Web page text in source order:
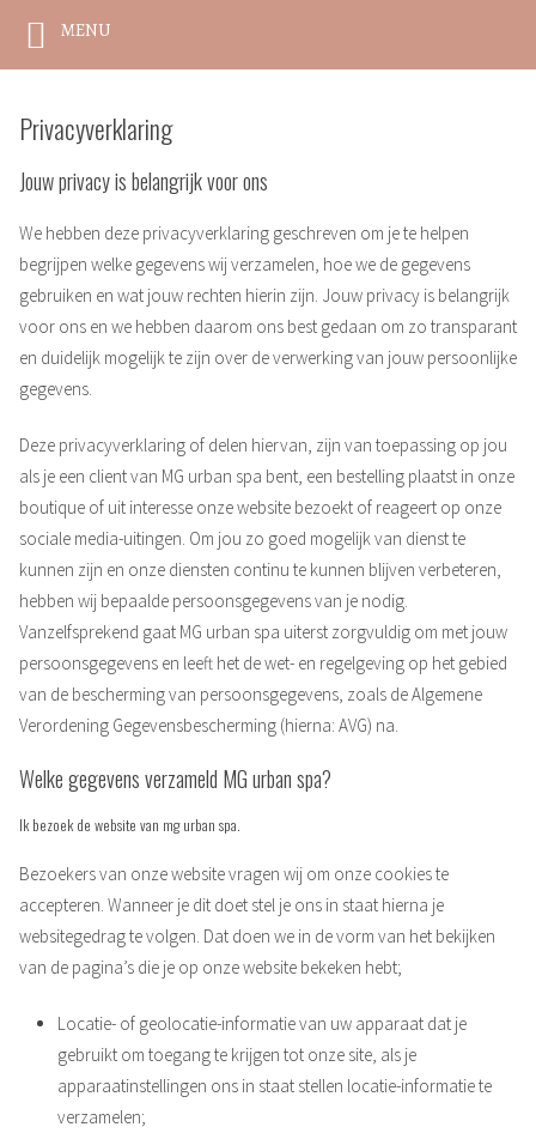
inhoud
springen
Privacyverklaring
Jouw privacy is belangrijk voor ons
We hebben deze privacyverklaring geschreven om je te helpen
begrijpen welke gegevens wij verzamelen, hoe we de gegevens
gebruiken en wat jouw rechten hierin zijn. Jouw privacy is belangrijk
voor ons en we hebben daarom ons best gedaan om zo transparant
en duidelijk mogelijk te zijn over de verwerking van jouw persoonlijke
gegevens.
Deze privacyverklaring of delen hiervan, zijn van toepassing op jou
als je een client van MG urban spa bent, een bestelling plaatst in onze
boutique of uit interesse onze website bezoekt of reageert op onze
sociale media-uitingen. Om jou zo goed mogelijk van dienst te
kunnen zijn en onze diensten continu te kunnen blijven verbeteren,
hebben wij bepaalde persoonsgegevens van je nodig.
Vanzelfsprekend gaat MG urban spa uiterst zorgvuldig om met jouw
persoonsgegevens en leeft het de wet- en regelgeving op het gebied
van de bescherming van persoonsgegevens, zoals de Algemene
Verordening Gegevensbescherming (hierna: AVG) na.
Welke gegevens verzameld MG urban spa?
Ik bezoek de website van mg urban spa.
Bezoekers van onze website vragen wij om onze cookies te
accepteren. Wanneer je dit doet stel je ons in staat hierna je
websitegedrag te volgen. Dat doen we in de vorm van het bekijken
van de pagina’s die je op onze website bekeken hebt;
Locatie- of geolocatie-informatie van uw apparaat dat je
gebruikt om toegang te krijgen tot onze site, als je
apparaatinstellingen ons in staat stellen locatie-informatie te
verzamelen;
MENU